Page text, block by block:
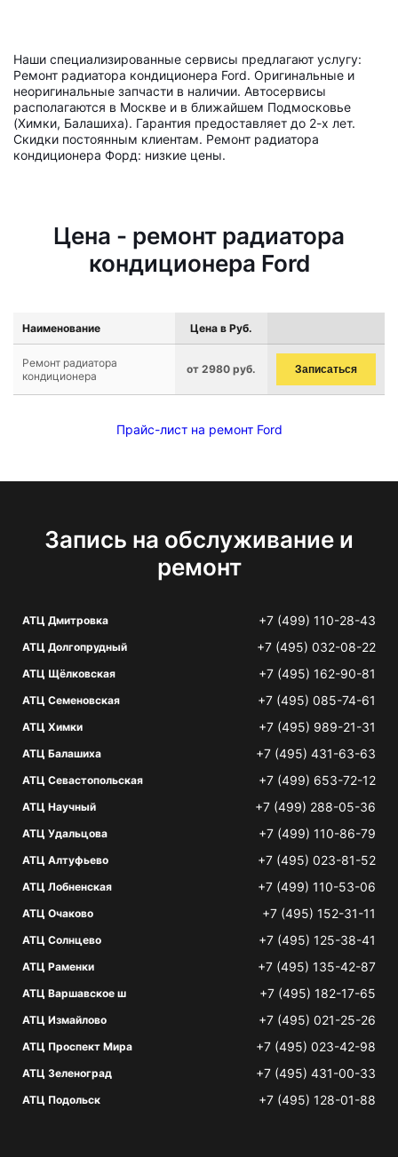
Наши специализированные сервисы предлагают услугу:
Ремонт радиатора кондиционера Ford. Оригинальные и
неоригинальные запчасти в наличии. Автосервисы
располагаются в Москве и в ближайшем Подмосковье
(Химки, Балашиха). Гарантия предоставляет до 2-х лет.
Скидки постоянным клиентам. Ремонт радиатора
кондиционера Форд: низкие цены.
Цена - ремонт радиатора
кондиционера Ford
Наименование Цена в Руб.
Ремонт радиатора
кондиционера
от 2980 руб. Записаться
Прайс-лист на ремонт Ford
Запись на обслуживание и
ремонт
АТЦ Дмитровка +7 (499) 110-28-43
АТЦ Долгопрудный +7 (495) 032-08-22
АТЦ Щёлковская +7 (495) 162-90-81
АТЦ Семеновская +7 (495) 085-74-61
АТЦ Химки +7 (495) 989-21-31
АТЦ Балашиха +7 (495) 431-63-63
АТЦ Севастопольская +7 (499) 653-72-12
АТЦ Научный +7 (499) 288-05-36
АТЦ Удальцова +7 (499) 110-86-79
АТЦ Алтуфьево +7 (495) 023-81-52
АТЦ Лобненская +7 (499) 110-53-06
АТЦ Очаково +7 (495) 152-31-11
АТЦ Солнцево +7 (495) 125-38-41
АТЦ Раменки +7 (495) 135-42-87
АТЦ Варшавское ш +7 (495) 182-17-65
АТЦ Измайлово +7 (495) 021-25-26
АТЦ Проспект Мира +7 (495) 023-42-98
АТЦ Зеленоград +7 (495) 431-00-33
АТЦ Подольск +7 (495) 128-01-88